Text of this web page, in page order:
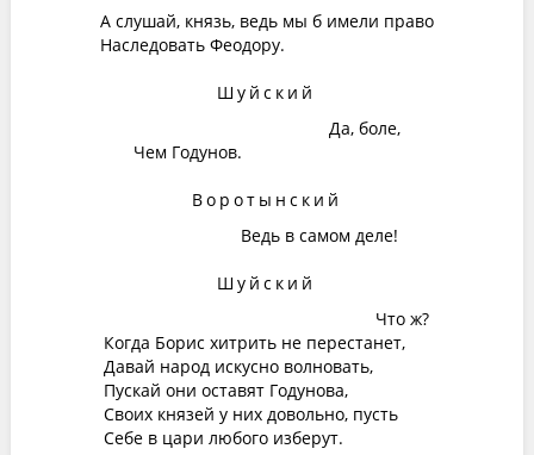
А слушай, князь, ведь мы б имели право
Наследовать Феодору.
Шуйский
Да, боле,
Чем Годунов.
Воротынский
Ведь в самом деле!
Шуйский
Что ж?
Когда Борис хитрить не перестанет,
Давай народ искусно волновать,
Пускай они оставят Годунова,
Своих князей у них довольно, пусть
Себе в цари любого изберут.